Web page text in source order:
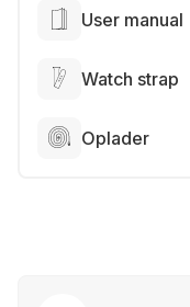
User manual
Watch strap
Oplader